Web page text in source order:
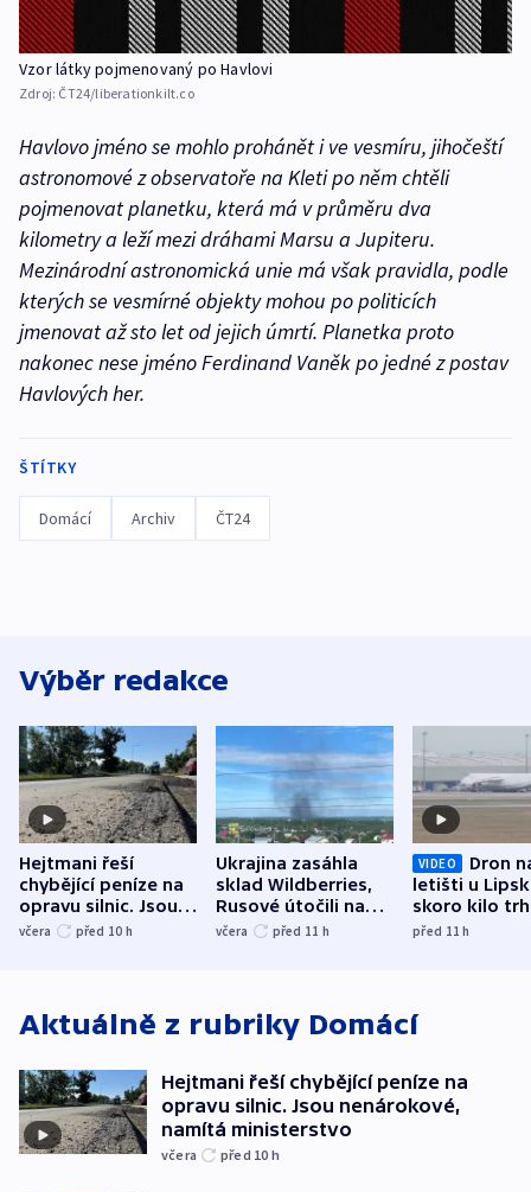
Vzor látky pojmenovaný po Havlovi
Zdroj: ČT24/liberationkilt.co
Havlovo jméno se mohlo prohánět i ve vesmíru, jihočeští
astronomové z observatoře na Kleti po něm chtěli
pojmenovat planetku, která má v průměru dva
kilometry a leží mezi dráhami Marsu a Jupiteru.
Mezinárodní astronomická unie má však pravidla, podle
kterých se vesmírné objekty mohou po politicích
jmenovat až sto let od jejich úmrtí. Planetka proto
nakonec nese jméno Ferdinand Vaněk po jedné z postav
Havlových her.
ŠTÍTKY
Domácí Archiv ČT24
Výběr redakce
Hejtmani řeší
chybějící peníze na
opravu silnic. Jsou
nenárokové, namítá
včera před 10 h
Ukrajina zasáhla
sklad Wildberries,
Rusové útočili na
trh, hasiče či
včera před 11 h
VIDEO
Dron
letišti u
skoro kilo
indicie
před 11h
Aktuálně z rubriky Domácí
Hejtmani řeší chybějící peníze na
opravu silnic. Jsou nenárokové,
namítá ministerstvo
včera před 10 h